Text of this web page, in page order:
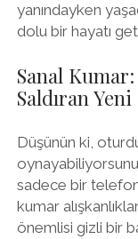
yanındayken
dolu bir hayatı
Sanal
Saldıran
Düşünün ki,
sadece bir
kumar
önemlisi gizli bir